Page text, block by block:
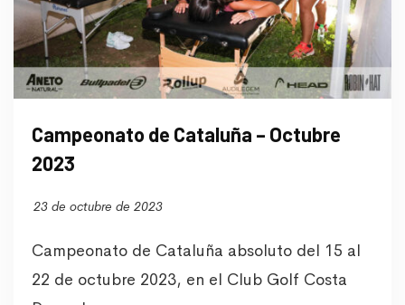
Campeonato de Cataluña – Octubre
2023
23 de octubre de 2023
Campeonato de Cataluña absoluto del 15 al
22 de octubre 2023, en el Club Golf Costa